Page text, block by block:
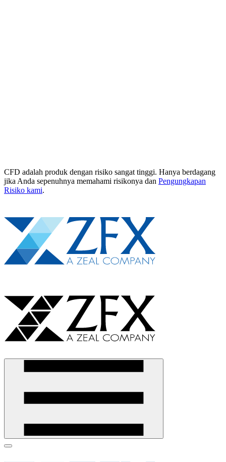
CFD adalah produk dengan risiko sangat tinggi. Hanya berdagang
jika Anda sepenuhnya memahami risikonya dan Pengungkapan
Risiko kami.